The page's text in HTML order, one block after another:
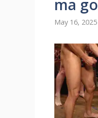
ma
May 16, 2025